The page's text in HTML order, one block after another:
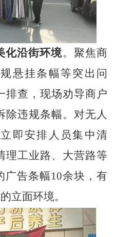
化沿街环境。聚焦商
悬挂条幅等突出问
排查，现场劝导商户
除违规条幅。对无人
即安排人员集中清
理工业路、大营路等
广告条幅 10余块，有
立面环境。